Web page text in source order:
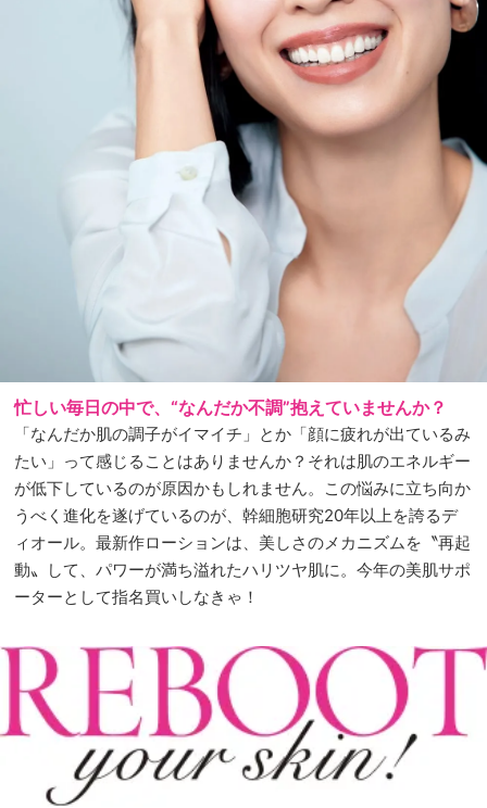
忙しい毎日の中で、“なんだか不調”抱えていませんか？
「なんだか肌の調子がイマイチ」とか「顔に疲れが出ているみ
たい」って感じることはありませんか？それは肌のエネルギー
が低下しているのが原因かもしれません。この悩みに立ち向か
うべく進化を遂げているのが、幹細胞研究20年以上を誇るデ
ィオール。最新作ローションは、美しさのメカニズムを〝再起
動〟して、パワーが満ち溢れたハリツヤ肌に。今年の美肌サポ
ーターとして指名買いしなきゃ！